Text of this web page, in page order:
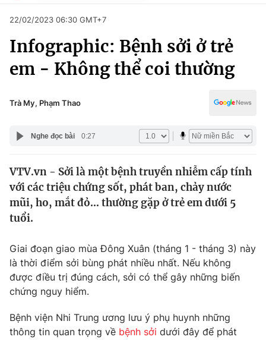
Chuyên mục
Chính trị
Xã hội
Y tế
Thế giới
Thế giới đó đây
Câu chuyện quốc tế
Kinh tế
Tài chính
Thị trường
Góc doanh nghiệp
Dữ liệu và đời sống
Truyền hình
Xã hội
Pháp luật
Kinh tế
Thể thao
Văn hóa - Giải trí
Đời sống
Giáo dục
22/02/2023 06:30 GMT+7
Infographic: Bệnh sởi ở trẻ
em - Không thể coi thường
Trà My, Phạm Thao
Nghe đọc bài 0:27
VTV.vn - Sởi là một bệnh truyền nhiễm cấp tính
với các triệu chứng sốt, phát ban, chảy nước
mũi, ho, mắt đỏ… thường gặp ở trẻ em dưới 5
tuổi.
Giai đoạn giao mùa Đông Xuân (tháng 1 - tháng 3) này
là thời điểm sởi bùng phát nhiều nhất. Nếu không
được điều trị đúng cách, sởi có thể gây những biến
chứng nguy hiểm.
Bệnh viện Nhi Trung ương lưu ý phụ huynh những
thông tin quan trọng về bệnh sởi dưới đây để phát